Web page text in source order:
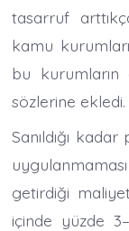
tasarruf
kamu
bu kurumların
sözlerine ekledi.
Sanıldığı
getirdiği
içinde yüzde